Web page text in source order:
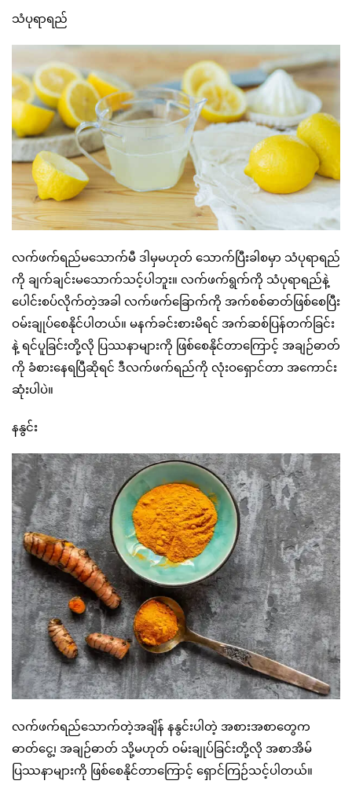
သံပုရာရည်
လက်ဖက်ရည်မသောက်မီ ဒါမှမဟုတ် သောက်ပြီးခါစမှာ သံပုရာရည်
ကို ချက်ချင်းမသောက်သင့်ပါဘူး။ လက်ဖက်ရွက်ကို သံပုရာရည်နဲ့
ပေါင်းစပ်လိုက်တဲ့အခါ လက်ဖက်ခြောက်ကို အက်စစ်ဓာတ်ဖြစ်စေပြီး
ဝမ်းချုပ်စေနိုင်ပါတယ်။ မနက်ခင်းစားမိရင် အက်ဆစ်ပြန်တက်ခြင်း
နဲ့ ရင်ပူခြင်းတို့လို ပြဿနာများကို ဖြစ်စေနိုင်တာကြောင့် အချဉ်ဓာတ်
ကို ခံစားနေရပြီဆိုရင် ဒီလက်ဖက်ရည်ကို လုံးဝရှောင်တာ အကောင်း
ဆုံးပါပဲ။
နနွင်း
လက်ဖက်ရည်သောက်တဲ့အချိန် နနွင်းပါတဲ့ အစားအစာတွေက
ဓာတ်ငွေ့၊ အချဉ်ဓာတ် သို့မဟုတ် ဝမ်းချုပ်ခြင်းတို့လို အစာအိမ်
ပြဿနာများကို ဖြစ်စေနိုင်တာကြောင့် ရှောင်ကြဉ်သင့်ပါတယ်။